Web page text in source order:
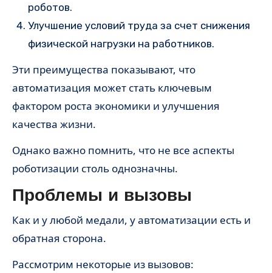
роботов.
Улучшение условий труда за счет снижения
физической нагрузки на работников.
Эти преимущества показывают, что
автоматизация может стать ключевым
фактором роста экономики и улучшения
качества жизни.
Однако важно помнить, что не все аспекты
роботизации столь однозначны.
Проблемы и вызовы
Как и у любой медали, у автоматизации есть и
обратная сторона.
Рассмотрим некоторые из вызовов: